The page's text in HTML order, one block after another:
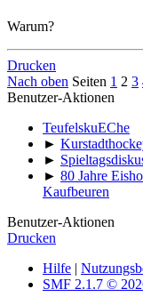
Warum?
Drucken
Nach oben Seiten 1 2 3
Benutzer-Aktionen
TeufelskuEChe
►
►
► 80 Jahre
Kaufbeuren
Benutzer-Aktionen
Drucken
Hilfe
SMF 2.1.7 ©